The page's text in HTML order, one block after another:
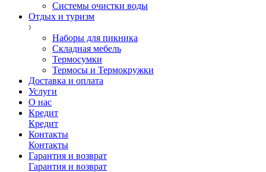
Системы очистки воды
Отдых и туризм
Наборы для пикника
Складная мебель
Термосумки
Термосы и Термокружки
Доставка и оплата
Услуги
О нас
Кредит
Кредит
Контакты
Контакты
Гарантия и возврат
Гарантия и возврат